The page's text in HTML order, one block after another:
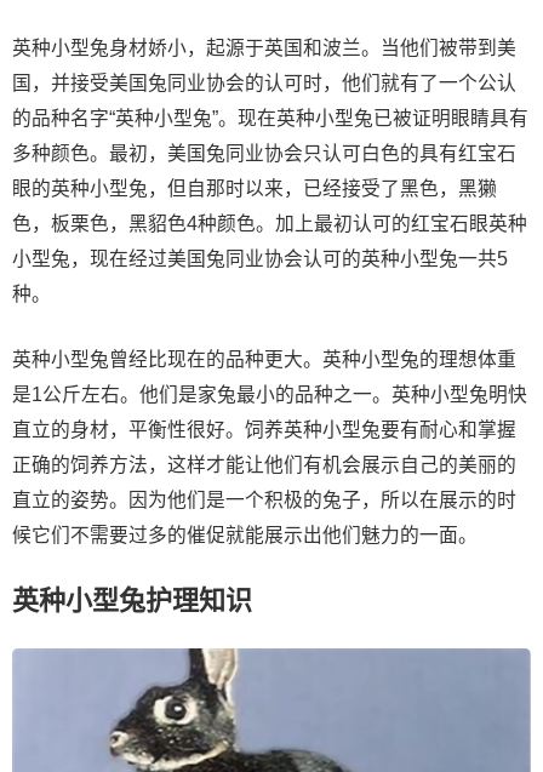
英种小型兔身材娇小，起源于英国和波兰。当他们被带到美
国，并接受美国兔同业协会的认可时，他们就有了一个公认
的品种名字“英种小型兔”。现在英种小型兔已被证明眼睛具有
多种颜色。最初，美国兔同业协会只认可白色的具有红宝石
眼的英种小型兔，但自那时以来，已经接受了黑色，黑獭
色，板栗色，黑貂色4种颜色。加上最初认可的红宝石眼英种
小型兔，现在经过美国兔同业协会认可的英种小型兔一共5
种。
英种小型兔曾经比现在的品种更大。英种小型兔的理想体重
是1公斤左右。他们是家兔最小的品种之一。英种小型兔明快
直立的身材，平衡性很好。饲养英种小型兔要有耐心和掌握
正确的饲养方法，这样才能让他们有机会展示自己的美丽的
直立的姿势。因为他们是一个积极的兔子，所以在展示的时
候它们不需要过多的催促就能展示出他们魅力的一面。
英种小型兔护理知识